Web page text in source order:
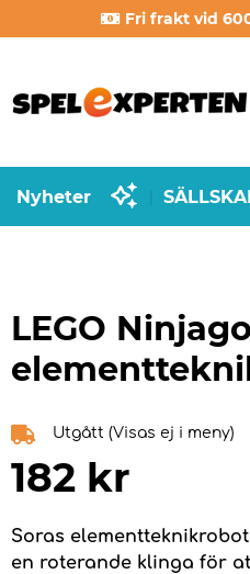
Fri frakt vid
Nyheter
LEGO
Utgått (Visas ej i meny)
182 kr
Soras
en roterande klinga för